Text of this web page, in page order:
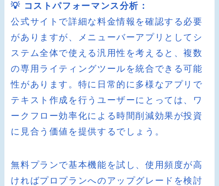
💡 コストパフォーマンス分析：
公式サイトで詳細な料金情報を確認する必要
がありますが、メニューバーアプリとしてシ
ステム全体で使える汎用性を考えると、複数
の専用ライティングツールを統合できる可能
性があります。特に日常的に多様なアプリで
テキスト作成を行うユーザーにとっては、ワ
ークフロー効率化による時間削減効果が投資
に見合う価値を提供するでしょう。
無料プランで基本機能を試し、使用頻度が高
ければプロプランへのアップグレードを検討